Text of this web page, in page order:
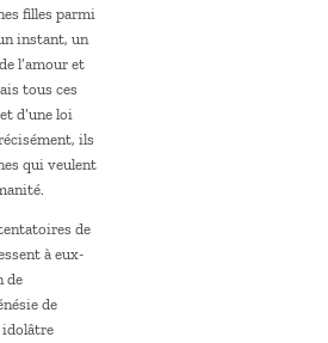
filles parmi
instant, un
l’amour et
tous ces
d’une loi
ils
qui veulent
de
à eux-
de
de